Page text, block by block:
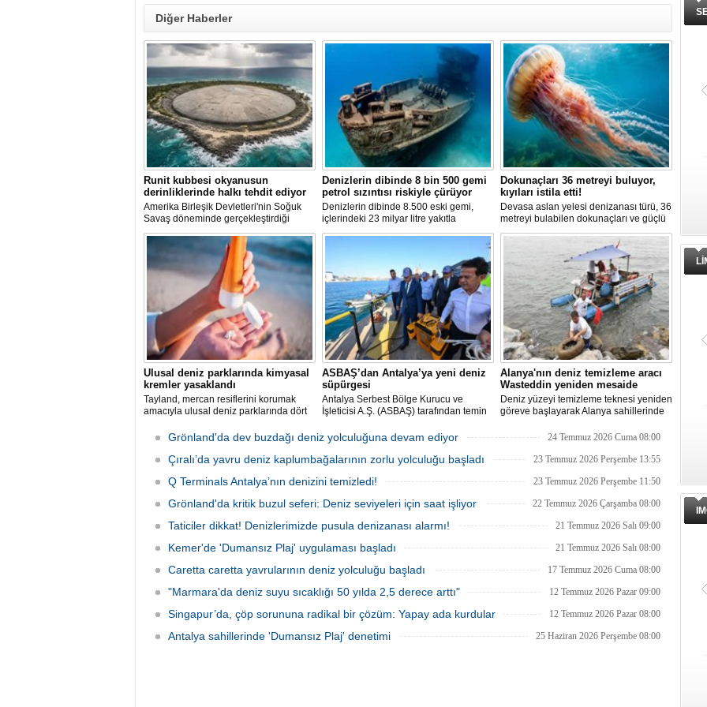
Diğer Haberler
Runit kubbesi okyanusun
derinliklerinde halkı tehdit ediyor
Amerika Birleşik Devletleri'nin Soğuk
Savaş döneminde gerçekleştirdiği
nükleer testlerin ardından kalan
radyoaktif atıkların üzerini kapatan Runit
Kubbesi, çevresel riskler ve deniz
seviyesindeki yükselmeler nedeniyle
tartışma konusu olmaya devam ediyor.
Denizlerin dibinde 8 bin 500 gemi
petrol sızıntısı riskiyle çürüyor
Denizlerin dibinde 8.500 eski gemi,
içlerindeki 23 milyar litre yakıtla
paslanıyor. Bilim insanları, bu
deniz ekosistemleri için büyük bir tehdit
oluşturduğunu belirtiyor.
Dokunaçları 36 metreyi buluyor,
kıyıları istila etti!
Devasa aslan yelesi denizanası türü, 36
metreyi bulabilen dokunaçları ve güçlü
zehriyle kıyıları istila etti. Uzmanlar,
akıntıların bu olağan dışı yoğunluğa
neden olduğunu belirtiyor.
Ulusal deniz parklarında kimyasal
kremler yasaklandı
Tayland, mercan resiflerini korumak
amacıyla ulusal deniz parklarında dört
kremlerinin kullanımını resmen
ASBAŞ’dan Antalya’ya yeni deniz
süpürgesi
Antalya Serbest Bölge Kurucu ve
İşleticisi A.Ş. (ASBAŞ) tarafından temin
ve liman temizliği çalışmalarında aktif
olarak kullanılmaya başlandı.
Alanya'nın deniz temizleme aracı
Wasteddin yeniden mesaide
Deniz yüzeyi temizleme teknesi yeniden
göreve başlayarak Alanya sahillerinde
başladı.
Grönland'da dev buzdağı deniz yolculuğuna devam ediyor 24 Temmuz 2026 Cuma 08:00
Çıralı’da yavru deniz kaplumbağalarının zorlu yolculuğu başladı 23 Temmuz 2026 Perşembe 13:55
Q Terminals Antalya’nın denizini temizledi! 23 Temmuz 2026 Perşembe 11:50
Grönland'da kritik buzul seferi: Deniz seviyeleri için saat işliyor 22 Temmuz 2026 Çarşamba 08:00
Taticiler dikkat! Denizlerimizde pusula denizanası alarmı! 21 Temmuz 2026 Salı 09:00
Kemer'de 'Dumansız Plaj' uygulaması başladı 21 Temmuz 2026 Salı 08:00
Caretta caretta yavrularının deniz yolculuğu başladı 17 Temmuz 2026 Cuma 08:00
"Marmara'da deniz suyu sıcaklığı 50 yılda 2,5 derece arttı" 12 Temmuz 2026 Pazar 09:00
Singapur’da, çöp sorununa radikal bir çözüm: Yapay ada kurdular 12 Temmuz 2026 Pazar 08:00
Antalya sahillerinde 'Dumansız Plaj' denetimi 25 Haziran 2026 Perşembe 08:00